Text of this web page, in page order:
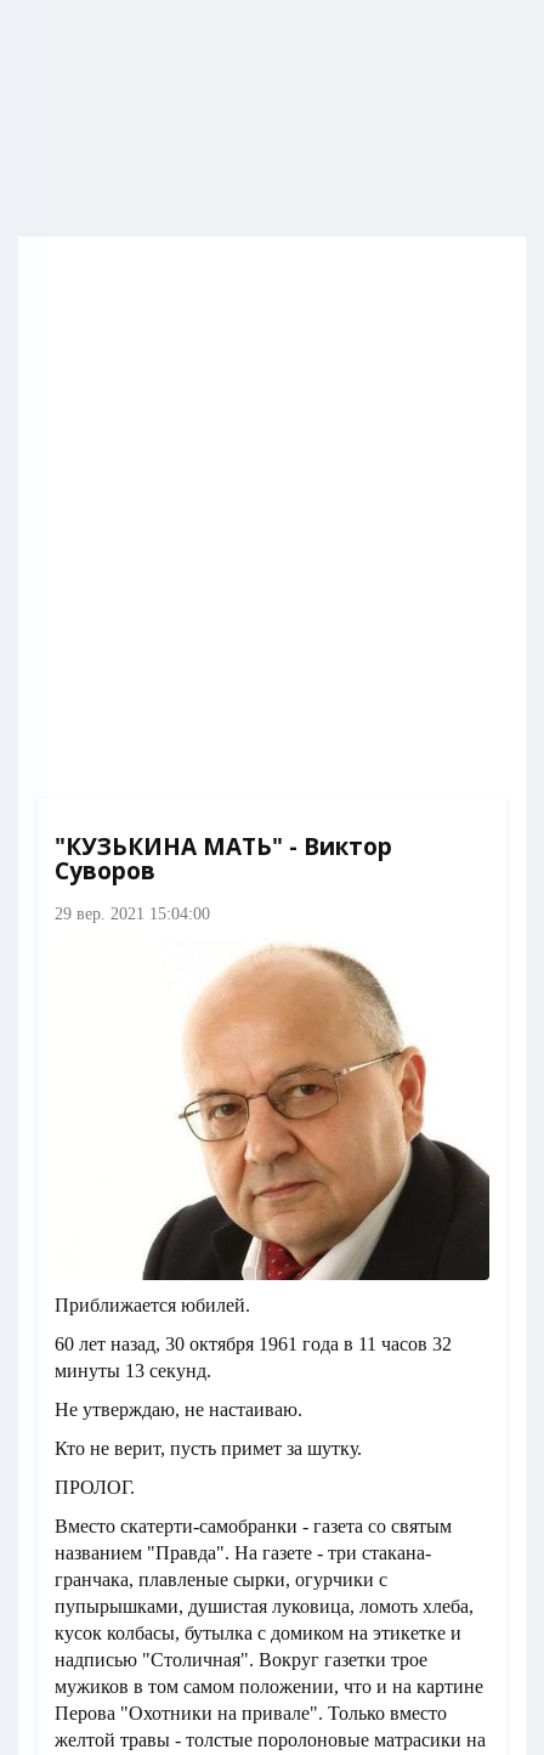
"КУЗЬКИНА МАТЬ" - Виктор
Суворов
29 вер. 2021 15:04:00
Приближается юбилей.
60 лет назад, 30 октября 1961 года в 11 часов 32
минуты 13 секунд.
Не утверждаю, не настаиваю.
Кто не верит, пусть примет за шутку.
ПРОЛОГ.
Вместо скатерти-самобранки - газета со святым
названием "Правда". На газете - три стакана-
гранчака, плавленые сырки, огурчики с
пупырышками, душистая луковица, ломоть хлеба,
кусок колбасы, бутылка с домиком на этикетке и
надписью "Столичная". Вокруг газетки трое
мужиков в том самом положении, что и на картине
Перова "Охотники на привале". Только вместо
желтой травы - толстые поролоновые матрасики на